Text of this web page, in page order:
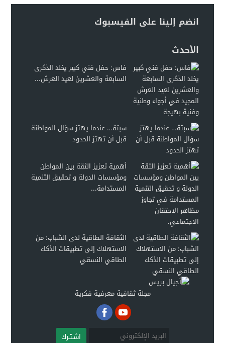
انضم إلينا على الفيسبوك
الأحدث
فاس: حفل فني كبير يخلد الذكرى
السابعة والعشرين لعيد العرش...
سبتة… عندما يهتز سؤال المواطنة
قبل أن تهتز الحدود
أهمية تعزيز الثقة بين المواطن
ومؤسسات الدولة و تحقيق التنمية
المستدامة...
الثقافة الطاقية لدى الشباب: من
الاستهلاك إلى تطبيقات الذكاء
الطاقي النسقي
مجلة ثقافية معرفية فكرية
اشـتـرك